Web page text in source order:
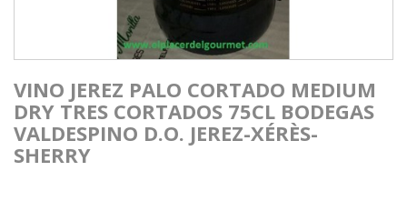
VINO JEREZ PALO CORTADO MEDIUM
DRY TRES CORTADOS 75CL BODEGAS
VALDESPINO D.O. JEREZ-XÉRÈS-
SHERRY